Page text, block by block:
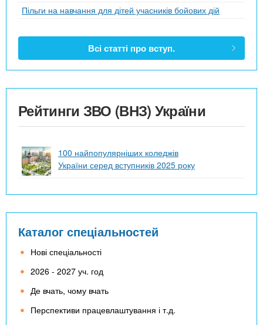
Пільги на навчання для дітей учасників бойових дій
Всі статті про вступ.
Рейтинги ЗВО (ВНЗ) України
100 найпопулярніших коледжів
України серед вступників 2025 року
Каталог спеціальностей
Нові спеціальності
2026 - 2027 уч. год
Де вчать, чому вчать
Перспективи працевлаштування і т.д.